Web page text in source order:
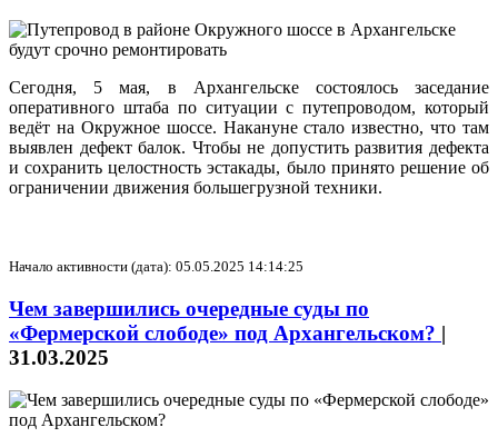
Сегодня, 5 мая, в Архангельске состоялось заседание
оперативного штаба по ситуации с путепроводом, который
ведёт на Окружное шоссе. Накануне стало известно, что там
выявлен дефект балок. Чтобы не допустить развития дефекта
и сохранить целостность эстакады, было принято решение об
ограничении движения большегрузной техники.
Начало активности (дата): 05.05.2025 14:14:25
Чем завершились очередные суды по
«Фермерской слободе» под Архангельском? |
31.03.2025